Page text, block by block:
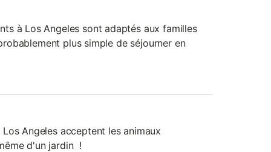
à Los Angeles sont adaptés aux familles
plus simple de séjourner en
Angeles acceptent les animaux
d'un jardin !